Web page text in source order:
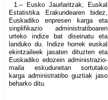
1.– Eusko Jaurlaritzak, Euskal
Estatistika Erakundearen bidez,
Euskadiko enpresen karga eta
sinplifikazio administratiboaren
urteko indize bat diseinatu eta
landuko du. Indize horrek euskal
ekintzaileek jasaten dituzten eta
Euskadiko edozein administrazio-
maila eskudunetan sortutako
karga administratibo guztiak jaso
beharko ditu.